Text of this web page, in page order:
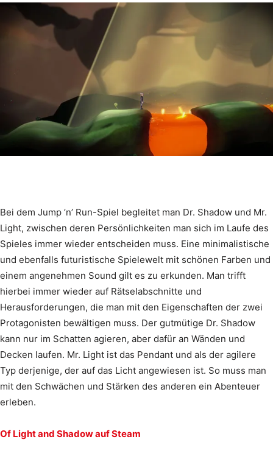
Bei dem Jump ’n’ Run-Spiel begleitet man Dr. Shadow und Mr.
Light, zwischen deren Persönlichkeiten man sich im Laufe des
Spieles immer wieder entscheiden muss. Eine minimalistische
und ebenfalls futuristische Spielewelt mit schönen Farben und
einem angenehmen Sound gilt es zu erkunden. Man trifft
hierbei immer wieder auf Rätselabschnitte und
Herausforderungen, die man mit den Eigenschaften der zwei
Protagonisten bewältigen muss. Der gutmütige Dr. Shadow
kann nur im Schatten agieren, aber dafür an Wänden und
Decken laufen. Mr. Light ist das Pendant und als der agilere
Typ derjenige, der auf das Licht angewiesen ist. So muss man
mit den Schwächen und Stärken des anderen ein Abenteuer
erleben.
Of Light and Shadow auf Steam